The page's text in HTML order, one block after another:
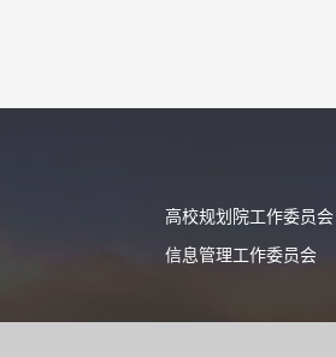
高校规划院工作委员会
信息管理工作委员会